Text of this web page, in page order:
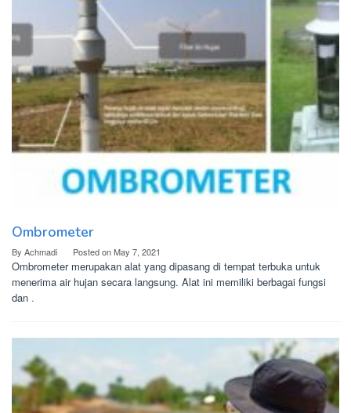
Ombrometer
By Achmadi Posted onMay 7, 2021
Ombrometer merupakan alat yang dipasang di tempat terbuka untuk
menerima air hujan secara langsung. Alat ini memiliki berbagai fungsi
dan .